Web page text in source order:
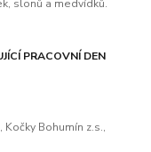
slonů a medvídků.
PRACOVNÍ DEN
Bohumín z.s.,